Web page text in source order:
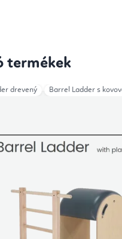
termékek
drevený Barrel Ladder s